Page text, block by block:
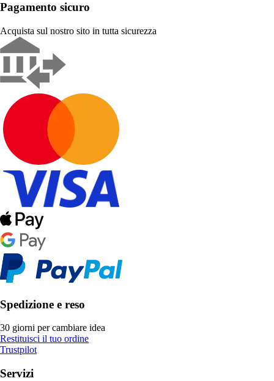
Pagamento sicuro
Acquista sul nostro sito in tutta sicurezza
Spedizione e reso
30 giorni per cambiare idea
Restituisci il tuo ordine
Trustpilot
Servizi